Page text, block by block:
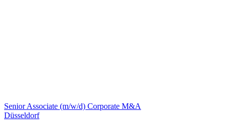
Senior Associate (m/w/d) Corporate M&A
Düsseldorf